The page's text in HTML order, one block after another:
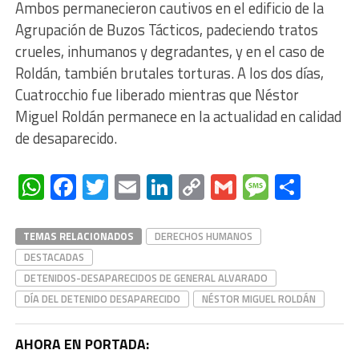
Ambos permanecieron cautivos en el edificio de la
Agrupación de Buzos Tácticos, padeciendo tratos
crueles, inhumanos y degradantes, y en el caso de
Roldán, también brutales torturas. A los dos días,
Cuatrocchio fue liberado mientras que Néstor
Miguel Roldán permanece en la actualidad en calidad
de desaparecido.
WhatsApp
Facebook
Twitter
EmailLinkedIn
Copy
Link
Gmail
TEMAS RELACIONADOS
DERECHOS HUMANOS
DESTACADAS
DETENIDOS-DESAPARECIDOS DE GENERAL ALVARADO
DÍA DEL DETENIDO DESAPARECIDO
NÉSTOR MIGUEL ROLDÁN
AHORA EN PORTADA: